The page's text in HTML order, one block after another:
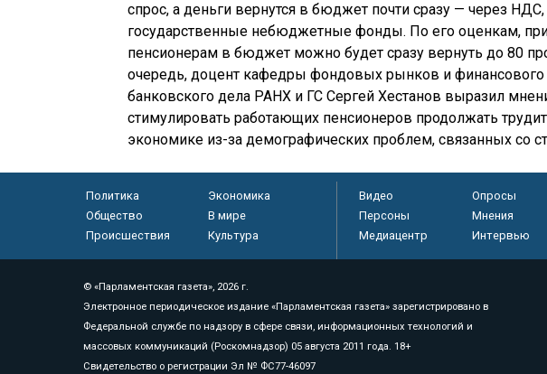
спрос, а деньги вернутся в бюджет почти сразу — через
государственные небюджетные фонды. По его оценкам,
пенсионерам в бюджет можно будет сразу вернуть до 80
очередь, доцент кафедры фондовых рынков и финансового
банковского дела РАНХ и ГС Сергей Хестанов выразил
стимулировать работающих пенсионеров продолжать
экономике из-за демографических проблем, связанных со
Политика
Экономика
Общество
В мире
Происшествия
Культура
Видео Опросы
Персоны
Мнения
Медиацентр
Интервью
© «Парламентская газета», 2026 г.
Электронное периодическое издание «Парламентская газета» зарегистрировано в
Федеральной службе по надзору в сфере связи, информационных технологий и
массовых коммуникаций (Роскомнадзор) 05 августа 2011 года. 18+
Свидетельство о регистрации Эл № ФС77-46097